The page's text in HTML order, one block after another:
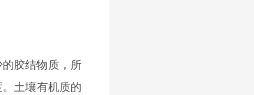
胶结物质，所
土壤有机质的